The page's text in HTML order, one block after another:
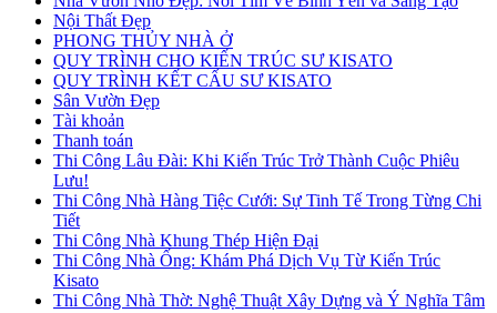
Nội Thất Đẹp
PHONG THỦY NHÀ Ở
QUY TRÌNH CHO KIẾN TRÚC SƯ KISATO
QUY TRÌNH KẾT CẤU SƯ KISATO
Sân Vườn Đẹp
Tài khoản
Thanh toán
Thi Công Lâu Đài: Khi Kiến Trúc Trở Thành Cuộc Phiêu
Lưu!
Thi Công Nhà Hàng Tiệc Cưới: Sự Tinh Tế Trong Từng Chi
Tiết
Thi Công Nhà Khung Thép Hiện Đại
Thi Công Nhà Ống: Khám Phá Dịch Vụ Từ Kiến Trúc
Kisato
Thi Công Nhà Thờ: Nghệ Thuật Xây Dựng và Ý Nghĩa Tâm